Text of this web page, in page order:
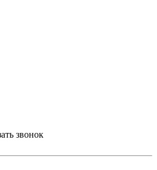
звонок